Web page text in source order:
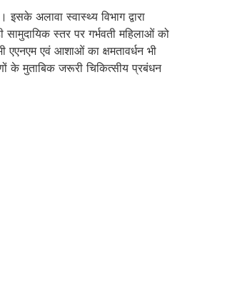
अलावा स्वास्थ्य विभाग द्वारा
स्तर पर गर्भवती महिलाओं को
एवं आशाओं का क्षमतावर्धन भी
के मुताबिक जरूरी चिकित्सीय प्रबंधन